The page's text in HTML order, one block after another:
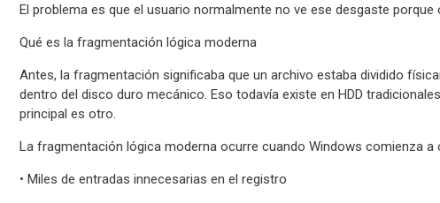
El problema es que el usuario normalmente no ve ese desgaste porque
Qué es la fragmentación lógica moderna
Antes, la fragmentación significaba que un archivo estaba dividido
dentro del disco duro mecánico. Eso todavía existe en HDD
principal es otro.
La fragmentación lógica moderna ocurre cuando Windows comienza a
• Miles de entradas innecesarias en el registro